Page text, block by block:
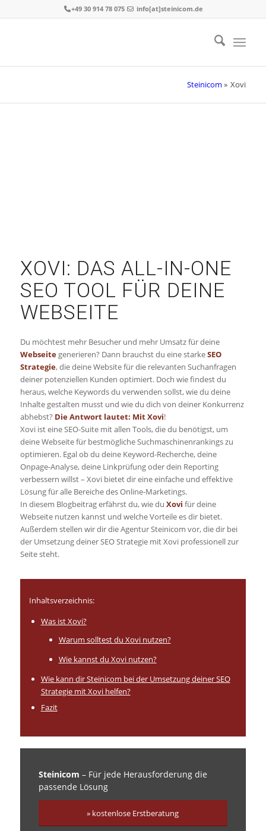
+49 30 914 78 075 info[at]steinicom.de
Steinicom » Xovi
XOVI: DAS ALL-IN-ONE
SEO TOOL FÜR DEINE
WEBSEITE
Du möchtest mehr Besucher und mehr Umsatz für deine
Webseitegenerieren? Dann brauchst du eine starkeSEO
Strategie, die deine Website für die relevanten Suchanfragen
deiner potenziellen Kunden optimiert. Doch wie findest du
heraus, welche Keywords du verwenden sollst, wie du deine
Inhalte gestalten musst und wie du dich von deiner Konkurrenz
abhebst? Die Antwort lautet: Mit Xovi!
Xovi ist eine SEO-Suite mit allen Tools, die du benötigst, um
deine Webseite für bestmögliche Suchmaschinenrankings zu
optimieren. Egal ob du deine Keyword-Recherche, deine
Onpage-Analyse, deine Linkprüfung oder dein Reporting
verbessern willst – Xovi bietet dir eine einfache und effektive
Lösung für alle Bereiche des Online-Marketings.
In diesem Blogbeitrag erfährst du, wie du Xovi für deine
Webseite nutzen kannst und welche Vorteile es dir bietet.
Außerdem stellen wir dir die Agentur Steinicom vor, die dir bei
der Umsetzung deiner SEO Strategie mit Xovi professionell zur
Seite steht.
Inhaltsverzeichnis:
Was ist Xovi?
Warum solltest du Xovi nutzen?
Wie kannst du Xovi nutzen?
Wie kann dir Steinicom bei der Umsetzung deiner SEO
Strategie mit Xovi helfen?
Fazit
Steinicom – Für jede Herausforderung die
passende Lösung
» kostenlose Erstberatung